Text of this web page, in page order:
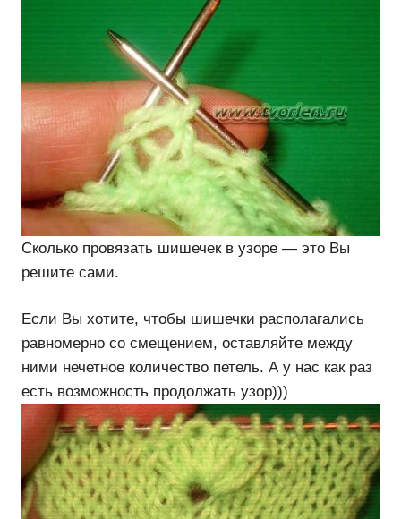
Сколько провязать шишечек в узоре — это Вы
решите сами.
Если Вы хотите, чтобы шишечки располагались
равномерно со смещением, оставляйте между
ними нечетное количество петель. А у нас как раз
есть возможность продолжать узор)))